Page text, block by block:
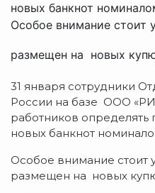
новых банкнот
Особое внимание стоит
размещен на новых
31 января сотрудники
России на базе ООО
работников определять
новых банкнот
Особое внимание стоит
размещен на новых